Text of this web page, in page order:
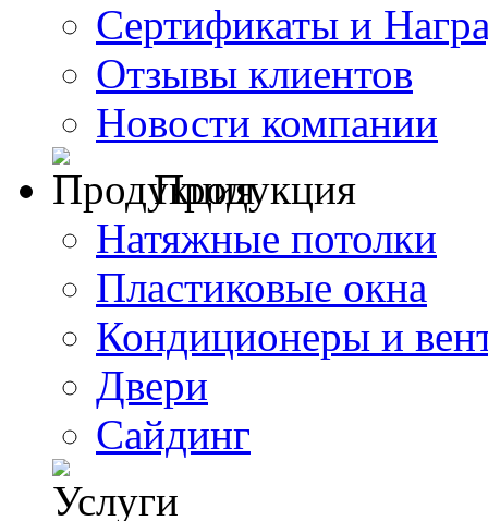
Сертификаты и
Отзывы клиентов
Новости компании
Продукция
Натяжные потолки
Пластиковые окна
Кондиционеры и
Двери
Сайдинг